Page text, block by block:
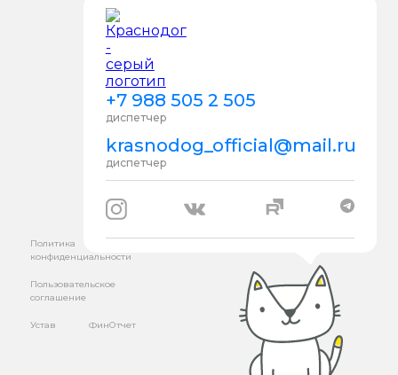
+7 988 505 2 505
диспетчер
krasnodog_official@mail.ru
диспетчер
Политика
конфиденциальности
Пользовательское
соглашение
Устав ФинОтчет